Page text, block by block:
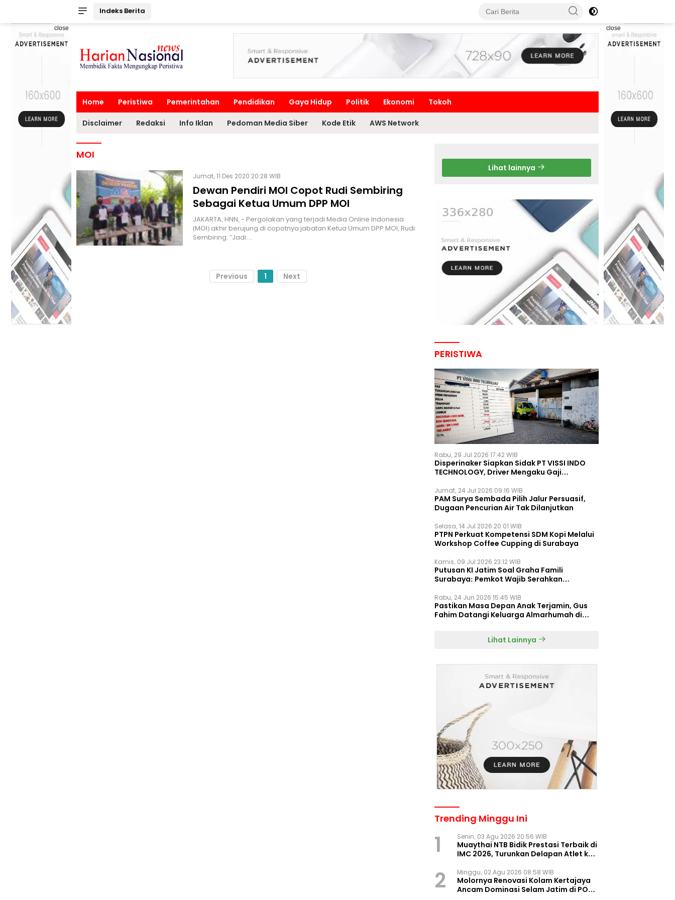
Indeks Berita
close close
Home Peristiwa Pemerintahan Pendidikan Gaya Hidup Politik Ekonomi Tokoh
Disclaimer Redaksi Info Iklan Pedoman Media Siber Kode Etik AWS Network
MOI
Jumat, 11 Des 2020 20:28 WIB
Dewan Pendiri MOI Copot Rudi Sembiring
Sebagai Ketua Umum DPP MOI
JAKARTA, HNN, - Pergolakan yang terjadi Media Online Indonesia
(MOI) akhir berujung di copotnya jabatan Ketua Umum DPP MOI, Rudi
Sembiring. "Jadi…
Previous 1 Next
Lihat lainnya
PERISTIWA
Rabu, 29 Jul 2026 17:42 WIB
Disperinaker Siapkan Sidak PT VISSI INDO
TECHNOLOGY, Driver Mengaku Gaji
Jumat, 24 Jul 2026 09:16 WIB
PAM Surya Sembada Pilih Jalur Persuasif,
Dugaan Pencurian Air Tak Dilanjutkan
Selasa, 14 Jul 2026 20:01 WIB
PTPN Perkuat Kompetensi SDM Kopi Melalui
Workshop Coffee Cupping di Surabaya
Kamis, 09 Jul 2026 23:12 WIB
Putusan KI Jatim Soal Graha Famili
Surabaya: Pemkot Wajib Serahkan
Rabu, 24 Jun 2026 15:45 WIB
Pastikan Masa Depan Anak Terjamin, Gus
Fahim Datangi Keluarga Almarhumah di
Lihat Lainnya
Trending Minggu Ini
1 Senin, 03 Agu 2026 20:56 WIB
Muaythai NTB Bidik Prestasi Terbaik di
IMC 2026, Turunkan Delapan Atlet ke
2 Minggu, 02 Agu 2026 08:58 WIB
Molornya Renovasi Kolam Kertajaya
Ancam Dominasi Selam Jatim di PON